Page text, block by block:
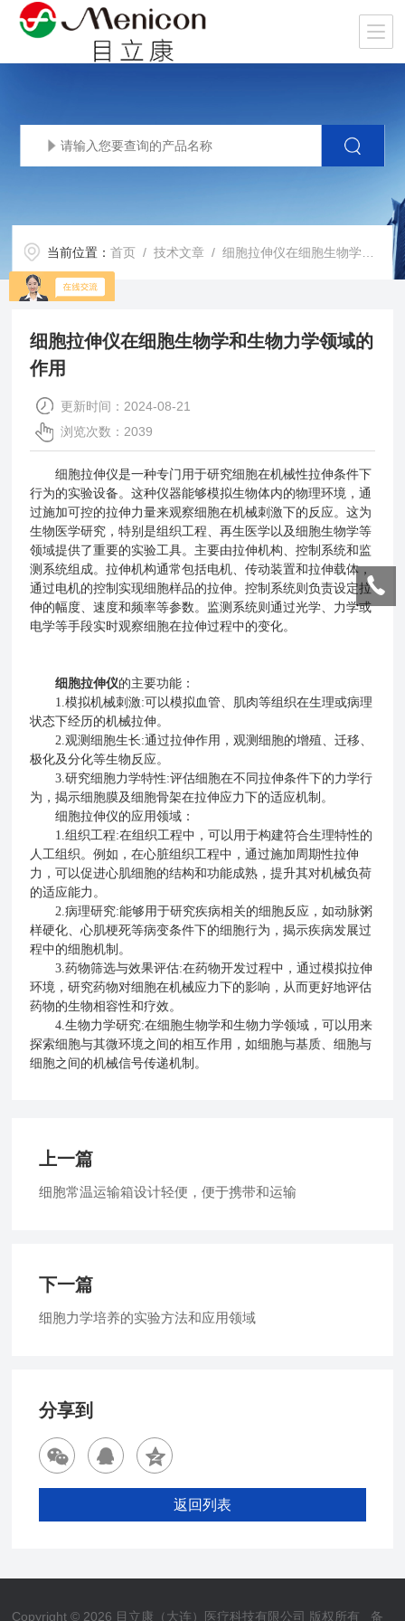
当前位置：首页 /技术文章 / 细胞拉伸仪在细胞生物学和生物力学领域的作用
细胞拉伸仪在细胞生物学和生物力学领域的
作用
更新时间：2024-08-21
浏览次数：2039
细胞拉伸仪是一种专门用于研究细胞在机械性拉伸条件下
行为的实验设备。这种仪器能够模拟生物体内的物理环境，通
过施加可控的拉伸力量来观察细胞在机械刺激下的反应。这为
生物医学研究，特别是组织工程、再生医学以及细胞生物学等
领域提供了重要的实验工具。主要由拉伸机构、控制系统和监
测系统组成。拉伸机构通常包括电机、传动装置和拉伸载体，
通过电机的控制实现细胞样品的拉伸。控制系统则负责设定拉
伸的幅度、速度和频率等参数。监测系统则通过光学、力学或
电学等手段实时观察细胞在拉伸过程中的变化。
细胞拉伸仪的主要功能：
1.模拟机械刺激:可以模拟血管、肌肉等组织在生理或病理
状态下经历的机械拉伸。
2.观测细胞生长:通过拉伸作用，观测细胞的增殖、迁移、
极化及分化等生物反应。
3.研究细胞力学特性:评估细胞在不同拉伸条件下的力学行
为，揭示细胞膜及细胞骨架在拉伸应力下的适应机制。
细胞拉伸仪的应用领域：
1.组织工程:在组织工程中，可以用于构建符合生理特性的
人工组织。例如，在心脏组织工程中，通过施加周期性拉伸
力，可以促进心肌细胞的结构和功能成熟，提升其对机械负荷
的适应能力。
2.病理研究:能够用于研究疾病相关的细胞反应，如动脉粥
样硬化、心肌梗死等病变条件下的细胞行为，揭示疾病发展过
程中的细胞机制。
3.药物筛选与效果评估:在药物开发过程中，通过模拟拉伸
环境，研究药物对细胞在机械应力下的影响，从而更好地评估
药物的生物相容性和疗效。
4.生物力学研究:在细胞生物学和生物力学领域，可以用来
探索细胞与其微环境之间的相互作用，如细胞与基质、细胞与
细胞之间的机械信号传递机制。
上一篇
细胞常温运输箱设计轻便，便于携带和运输
下一篇
细胞力学培养的实验方法和应用领域
分享到
返回列表
Copyright © 2026 目立康（大连）医疗科技有限公司 版权所有 备